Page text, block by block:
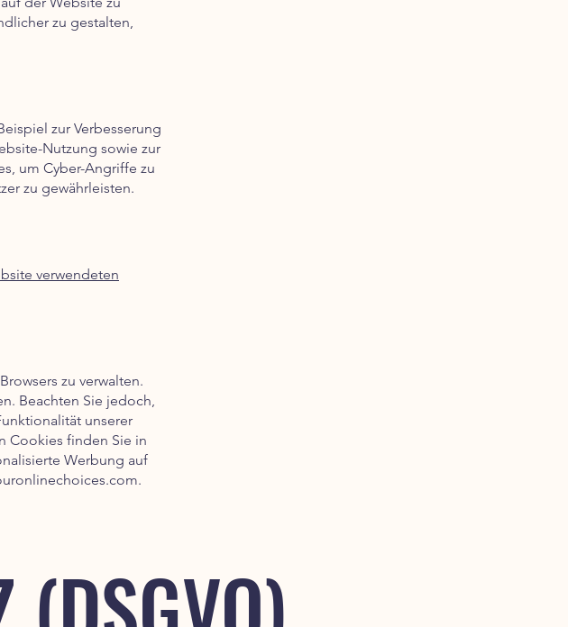
zu gestalten,
zur Verbesserung
Nutzung sowie zur
um Cyber-Angriffe zu
zu gewährleisten.
verwendeten
zu verwalten.
Beachten Sie jedoch,
unserer
Cookies finden Sie in
Werbung auf
.